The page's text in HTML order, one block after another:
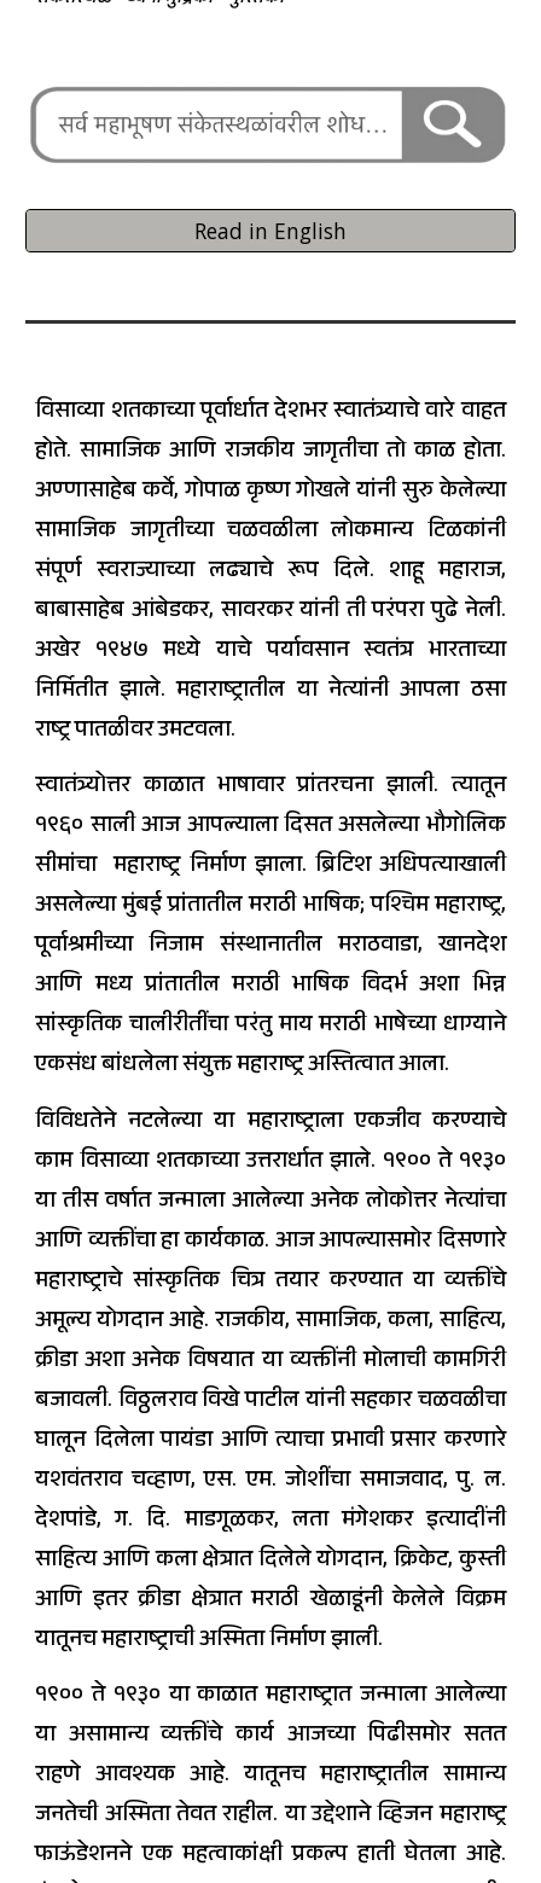
Read in English
विसाव्या शतकाच्या पूर्वार्धात देशभर स्वातंत्र्याचे वारे वाहत
होते. सामाजिक आणि राजकीय जागृतीचा तो काळ होता.
अण्णासाहेब कर्वे, गोपाळ कृष्ण गोखले यांनी सुरु केलेल्या
सामाजिक जागृतीच्या चळवळीला लोकमान्य टिळकांनी
संपूर्ण स्वराज्याच्या लढ्याचे रूप दिले. शाहू महाराज,
बाबासाहेब आंबेडकर, सावरकर यांनी ती परंपरा पुढे नेली.
अखेर १९४७ मध्ये याचे पर्यावसान स्वतंत्र भारताच्या
निर्मितीत झाले. महाराष्ट्रातील या नेत्यांनी आपला ठसा
राष्ट्र पातळीवर उमटवला.
स्वातंत्र्योत्तर काळात भाषावार प्रांतरचना झाली. त्यातून
१९६० साली आज आपल्याला दिसत असलेल्या भौगोलिक
सीमांचा महाराष्ट्र निर्माण झाला. ब्रिटिश अधिपत्याखाली
असलेल्या मुंबई प्रांतातील मराठी भाषिक; पश्चिम महाराष्ट्र,
पूर्वाश्रमीच्या निजाम संस्थानातील मराठवाडा, खानदेश
आणि मध्य प्रांतातील मराठी भाषिक विदर्भ अशा भिन्न
सांस्कृतिक चालीरीतींचा परंतु माय मराठी भाषेच्या धाग्याने
एकसंध बांधलेला संयुक्त महाराष्ट्र अस्तित्वात आला.
विविधतेने नटलेल्या या महाराष्ट्राला एकजीव करण्याचे
काम विसाव्या शतकाच्या उत्तरार्धात झाले. १९०० ते १९३०
या तीस वर्षात जन्माला आलेल्या अनेक लोकोत्तर नेत्यांचा
आणि व्यक्तींचा हा कार्यकाळ. आज आपल्यासमोर दिसणारे
महाराष्ट्राचे सांस्कृतिक चित्र तयार करण्यात या व्यक्तींचे
अमूल्य योगदान आहे. राजकीय, सामाजिक, कला, साहित्य,
क्रीडा अशा अनेक विषयात या व्यक्तींनी मोलाची कामगिरी
बजावली. विठ्ठलराव विखे पाटील यांनी सहकार चळवळीचा
घालून दिलेला पायंडा आणि त्याचा प्रभावी प्रसार करणारे
यशवंतराव चव्हाण, एस. एम. जोशींचा समाजवाद, पु. ल.
देशपांडे, ग. दि. माडगूळकर, लता मंगेशकर इत्यादींनी
साहित्य आणि कला क्षेत्रात दिलेले योगदान, क्रिकेट, कुस्ती
आणि इतर क्रीडा क्षेत्रात मराठी खेळाडूंनी केलेले विक्रम
यातूनच महाराष्ट्राची अस्मिता निर्माण झाली.
१९०० ते १९३० या काळात महाराष्ट्रात जन्माला आलेल्या
या असामान्य व्यक्तींचे कार्य आजच्या पिढीसमोर सतत
राहणे आवश्यक आहे. यातूनच महाराष्ट्रातील सामान्य
जनतेची अस्मिता तेवत राहील. या उद्देशाने व्हिजन महाराष्ट्र
फाऊंडेशनने एक महत्वाकांक्षी प्रकल्प हाती घेतला आहे.